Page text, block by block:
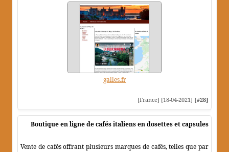
galles.fr
[France] [18-04-2021] [#28]
Boutique en ligne de cafés italiens en dosettes et capsules
Vente de cafés offrant plusieurs marques de cafés, telles que par